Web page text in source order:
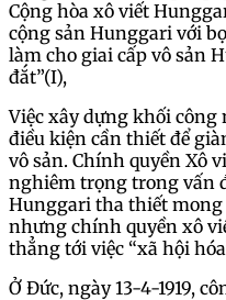
Cộng hòa xô viết
cộng sản Hunggari với
làm cho giai cấp vô sản
đắt”(I),
Việc xây dựng khối
điều kiện cần thiết để
vô sản. Chính quyền Xô
nghiêm trọng trong vấn
Hunggari tha thiết mong
nhưng chính quyền xô
thẳng tới việc “xã hội
Ở Đức, ngày 13-4-1919,